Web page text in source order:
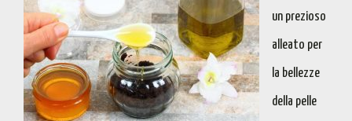
un prezioso
alleato per
la bellezze
della pelle